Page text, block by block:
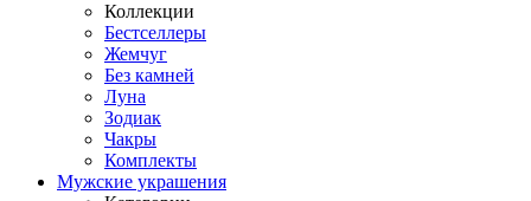
Коллекции
Бестселлеры
Жемчуг
Без камней
Луна
Зодиак
Чакры
Комплекты
Мужские украшения